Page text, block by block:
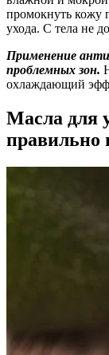
промокнуть кожу
ухода. С тела не
Применение
проблемных зон.
охлаждающий
Масла для
правильно